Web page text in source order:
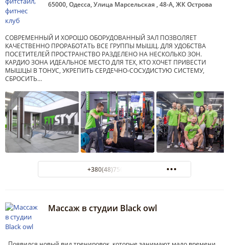
65000, Одесса, Улица Марсельская , 48-А, ЖК Острова
СОВРЕМЕННЫЙ И ХОРОШО ОБОРУДОВАННЫЙ ЗАЛ ПОЗВОЛЯЕТ
КАЧЕСТВЕННО ПРОРАБОТАТЬ ВСЕ ГРУППЫ МЫШЦ. ДЛЯ УДОБСТВА
ПОСЕТИТЕЛЕЙ ПРОСТРАНСТВО РАЗДЕЛЕНО НА НЕСКОЛЬКО ЗОН.
КАРДИО ЗОНА ИДЕАЛЬНОЕ МЕСТО ДЛЯ ТЕХ, КТО ХОЧЕТ ПРИВЕСТИ
МЫШЦЫ В ТОНУС, УКРЕПИТЬ СЕРДЕЧНО-СОСУДИСТУЮ СИСТЕМУ,
СБРОСИТЬ…
+380(48)750-20-92
Массаж в студии Black owl